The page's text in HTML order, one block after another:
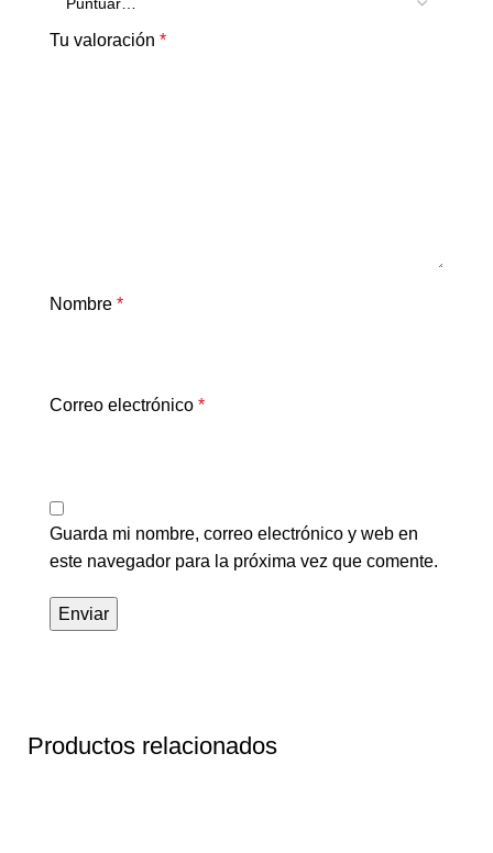
Tu valoración *
Nombre *
Correo electrónico *
Guarda mi nombre, correo electrónico y web en
este navegador para la próxima vez que comente.
Productos relacionados